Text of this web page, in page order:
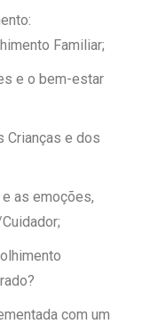
Familiar;
e o bem-estar
Crianças e dos
as emoções,
com um